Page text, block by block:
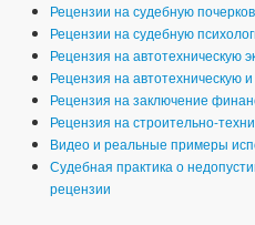
Рецензии на судебную
Рецензии на судебную
Рецензия на автотехническую
Рецензия на автотехническую
Рецензия на заключение
Рецензия на строительно-
Видео и реальные примеры
Судебная практика о
рецензии